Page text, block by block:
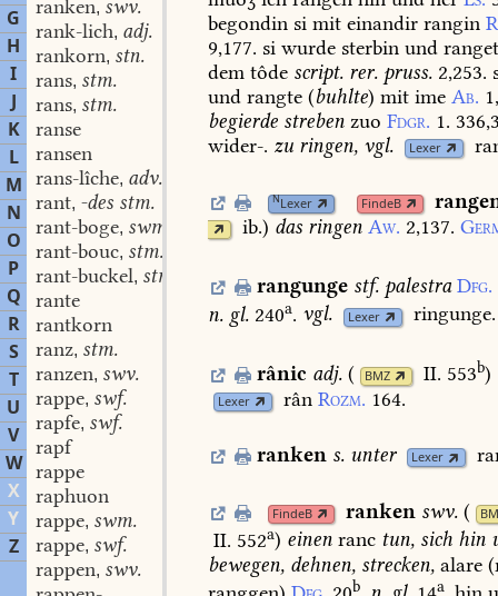
G
H
I
J
K
L
M
N
O
P
Q
R
S
T
U
V
W
X
Y
Z
ranken, swv.
rank-lich, adj.
rankorn, stn.
rans, stm.
rans, stm.
ranse
ransen
rans-lîche, adv.
rant, -des stm.
rant-boge, swm.
rant-bouc, stm.
rant-buckel, stm.
rante
rantkorn
ranz, stm.
ranzen, swv.
rappe, swf.
rapfe, swf.
rapf
rappe
raphuon
rappe, swm.
rappe, swf.
rappen, swv.
begondin si mit einandir rangin
9,177. si wurde sterbin und
dem tôde script. rer. pruss. 2,253.
und rangte (buhlte) mit ime Ab.
begierde streben zuo Fdgr. 1.
wider-. zu ringen, vgl. Lexer
NLexer FindeB
ib.) dasringen Aw. 2,137.
rangunge stf. palestra Dfg.
n. gl. 240a. vgl. Lexer ringunge.
rânic adj. ( BMZ II. 553b)
Lexer rân Rozm. 164.
ranken s.unter Lexer
FindeB ranken swv. (
II. 552a) einen ranc tun, sich hin
bewegen, dehnen, strecken, alare
b a